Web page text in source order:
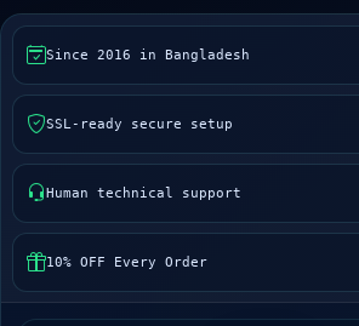
Since 2016 in Bangladesh
SSL-ready secure setup
Human technical support
10% OFF Every Order